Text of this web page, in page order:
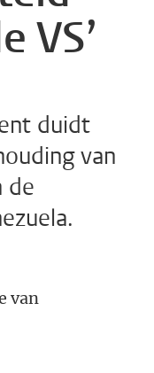
VS’
duidt
van
de
van